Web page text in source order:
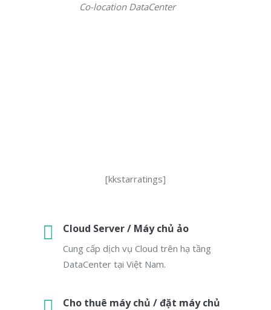
Co-location DataCenter
[kkstarratings]
Cloud Server / Máy chủ ảo
Cung cấp dịch vụ Cloud trên hạ tầng
DataCenter tại Việt Nam.
Cho thuê máy chủ / đặt máy chủ